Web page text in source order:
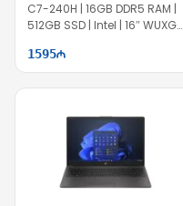
C7-240H | 16GB DDR5 RAM |
512GB SSD | Intel | 16″ WUXGA
1595